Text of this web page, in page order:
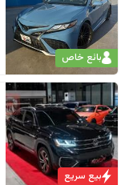
بائع خاص
بيع سريع